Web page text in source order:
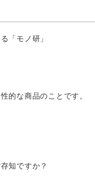
「モノ研」
的な商品のことです。
知ですか？